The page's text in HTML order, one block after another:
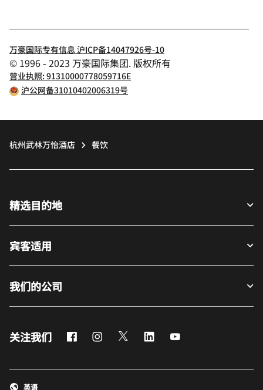
万豪国际专有信息 沪ICP备14047926号-10
© 1996 - 2023 万豪国际集团. 版权所有
营业执照: 91310000778059716E
沪公网备31010402006319号
杭州武林万怡酒店 餐饮
精选目的地
宾客适用
我们的公司
关注我们 FacebookInstagram
Twitter LinkedIn
英语